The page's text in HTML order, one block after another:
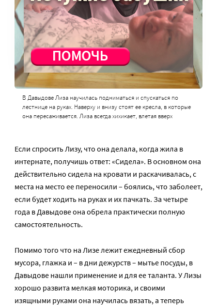
В Давыдове Лиза научилась подниматься и спускаться по
лестнице на руках. Наверху и внизу стоят ее кресла, в которые
она пересаживается. Лиза всегда хихикает, влетая вверх
Если спросить Лизу, что она делала, когда жила в
интернате, получишь ответ: «Сидела». В основном она
действительно сидела на кровати и раскачивалась, с
места на место ее переносили – боялись, что заболеет,
если будет ходить на руках и их пачкать. За четыре
года в Давыдове она обрела практически полную
самостоятельность.
Помимо того что на Лизе лежит ежедневный сбор
мусора, глажка и – в дни дежурств – мытье посуды, в
Давыдове нашли применение и для ее таланта. У Лизы
хорошо развита мелкая моторика, и своими
изящными руками она научилась вязать, а теперь